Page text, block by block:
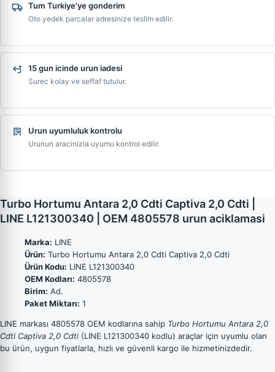
Tum Turkiye'ye gonderim
Oto yedek parcalar adresinize teslim edilir.
15 gun icinde urun iadesi
Surec kolay ve seffaf tutulur.
Urun uyumluluk kontrolu
Urunun aracinizla uyumu kontrol edilir.
Turbo Hortumu Antara 2,0 Cdti Captiva 2,0 Cdti |
LINE L121300340 | OEM 4805578 urun aciklamasi
Marka: LINE
Ürün: Turbo Hortumu Antara 2,0 Cdti Captiva 2,0 Cdti
Ürün Kodu: LINE L121300340
OEM Kodları: 4805578
Birim: Ad.
Paket Miktarı: 1
LINE markası 4805578 OEM kodlarına sahip Turbo Hortumu Antara 2,0
Cdti Captiva 2,0 Cdti (LINE L121300340 kodlu) araçlar için uyumlu olan
bu ürün, uygun fiyatlarla, hızlı ve güvenli kargo ile hizmetinizdedir.